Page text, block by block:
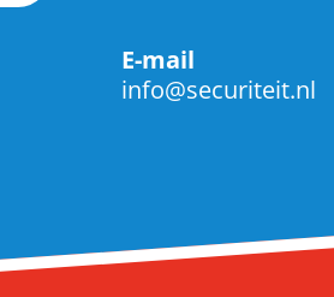
E-mail
info@securiteit.nl